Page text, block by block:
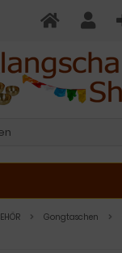
Gongtaschen